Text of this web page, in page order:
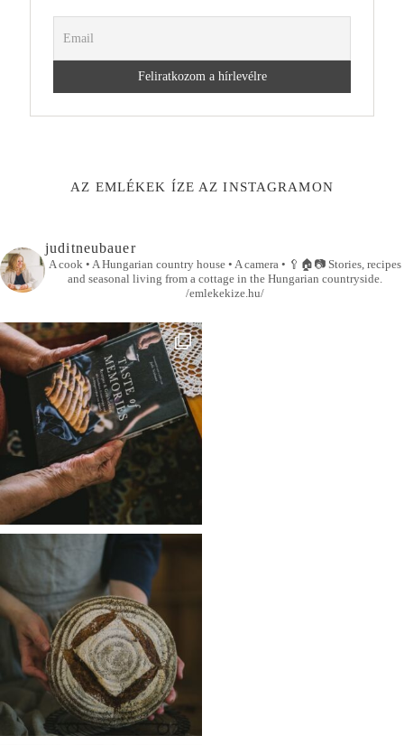
AZ EMLÉKEK ÍZE AZ INSTAGRAMON
juditneubauer
A cook • A Hungarian country house • A camera • 🥄🏠📷Stories, recipes
and seasonal living from a cottage in the Hungarian countryside.
/emlekekize.hu/